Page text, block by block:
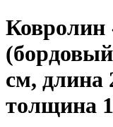
см, длина
толщина